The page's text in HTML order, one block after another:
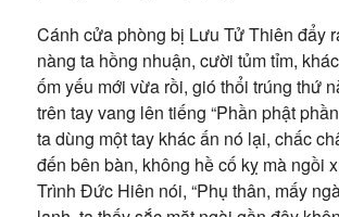
Cánh cửa phòng bị Lưu Tử Thiên đẩy
nàng ta hồng nhuận, cười tủm tỉm,
ốm yếu mới vừa rồi, gió thổi trúng thứ
trên tay vang lên tiếng “Phần phật
ta dùng một tay khác ấn nó lại, chấc
đến bên bàn, không hề cố kỵ mà ngồi
Trình Đức Hiên nói, “Phụ thân, mấy